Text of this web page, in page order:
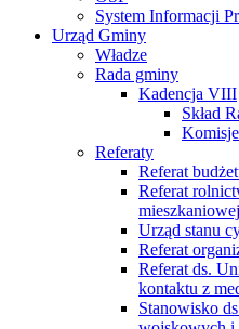
System Informacji
Urząd Gminy
Władze
Rada gminy
Kadencja VIII
Skład
Referaty
Referat
Referat
mieszkaniowej
Urząd stanu
Referat
Referat ds.
kontaktu z
Stanowisko